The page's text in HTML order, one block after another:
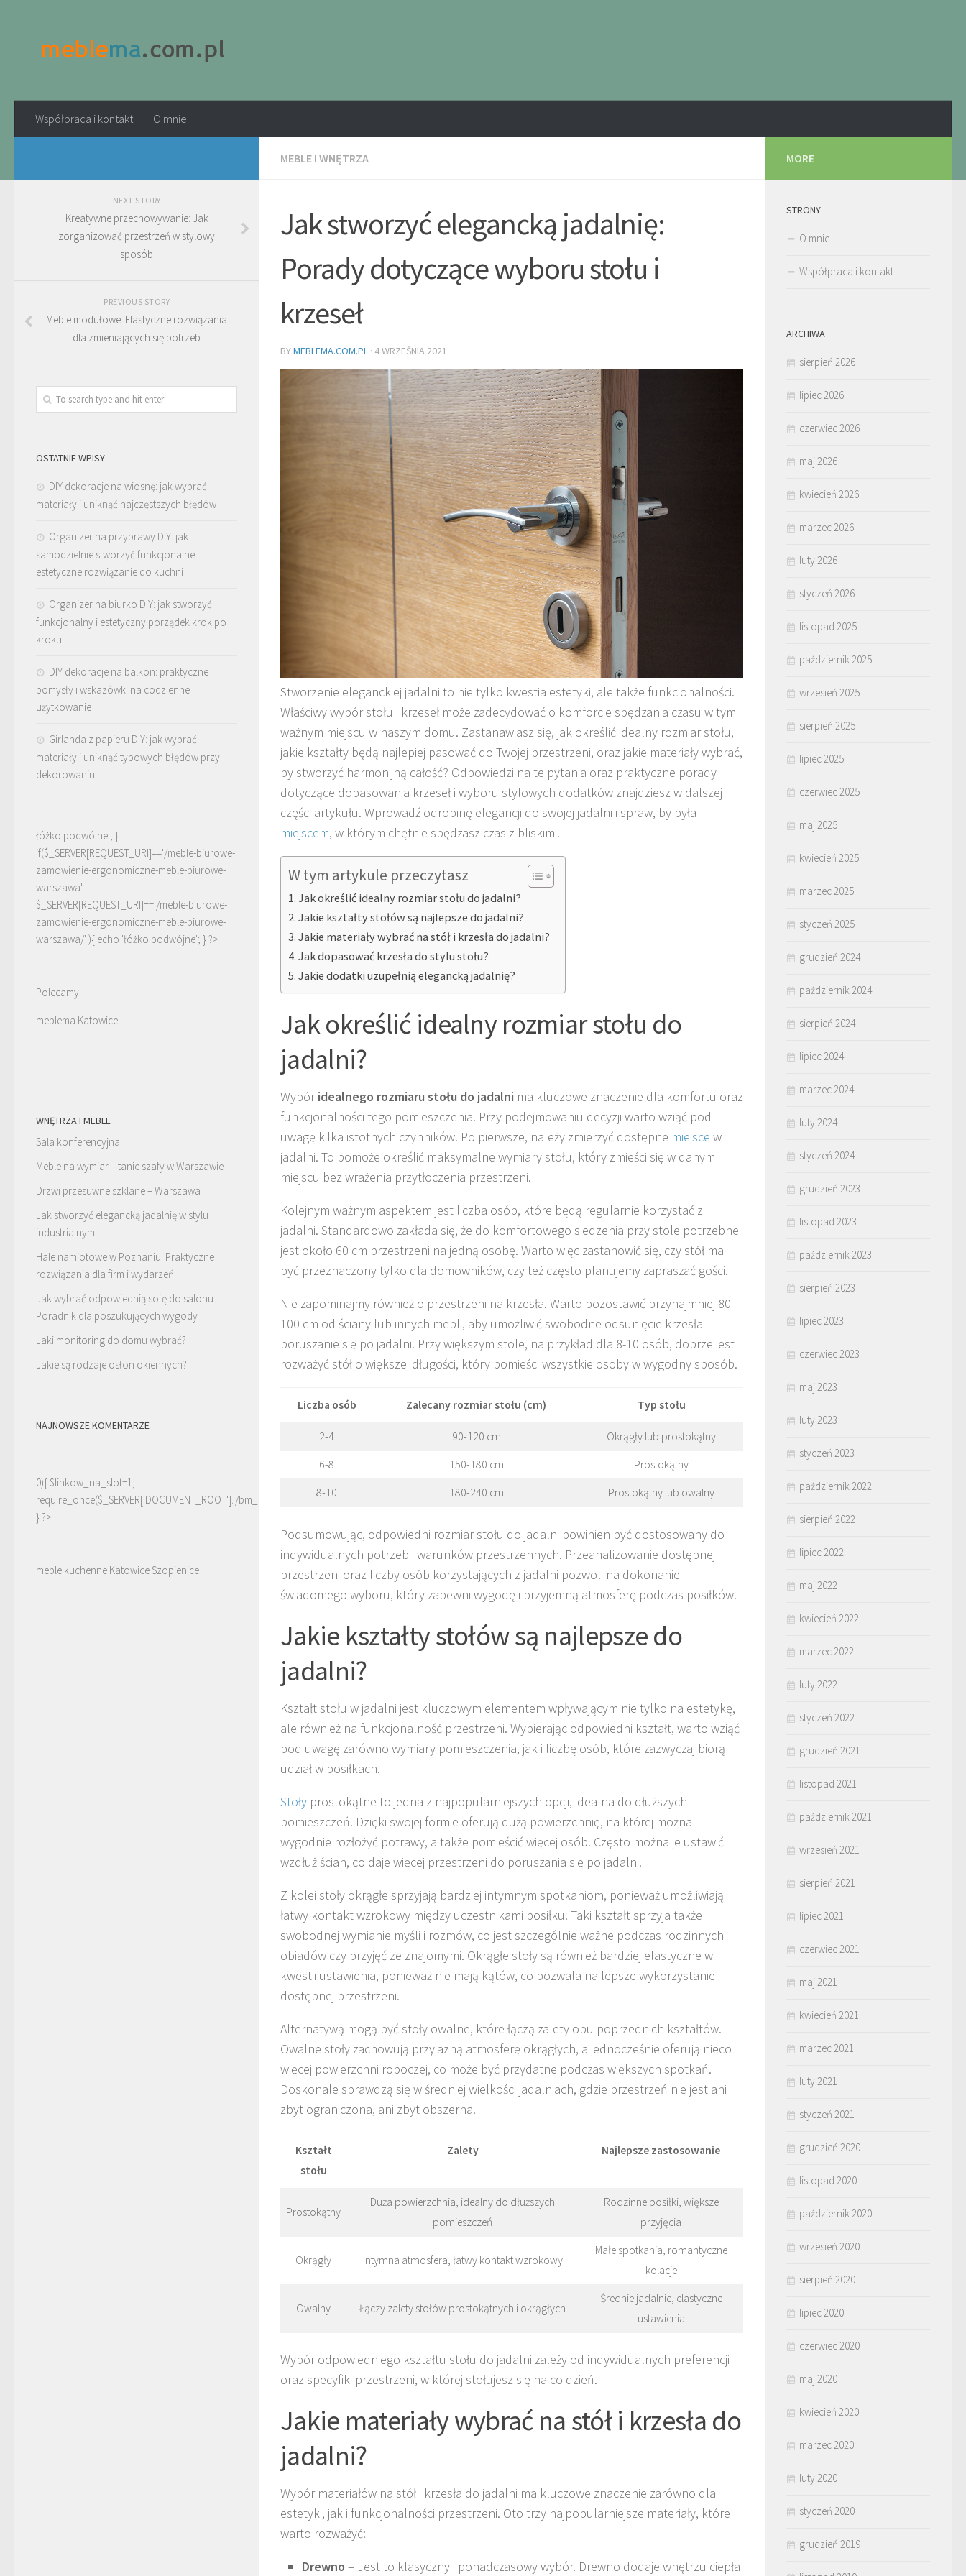
Współpraca i kontakt O mnie
MEBLE I WNĘTRZA
Jak stworzyć elegancką jadalnię:
Porady dotyczące wyboru stołu i
krzeseł
BYMEBLEMA.COM.PL · 4 WRZEŚNIA 2021
Stworzenie eleganckiej jadalni to nie tylko kwestia estetyki, ale także funkcjonalności.
Właściwy wybór stołu i krzeseł może zadecydować o komforcie spędzania czasu w tym
ważnym miejscu w naszym domu. Zastanawiasz się, jak określić idealny rozmiar stołu,
jakie kształty będą najlepiej pasować do Twojej przestrzeni, oraz jakie materiały wybrać,
by stworzyć harmonijną całość? Odpowiedzi na te pytania oraz praktyczne porady
dotyczące dopasowania krzeseł i wyboru stylowych dodatków znajdziesz w dalszej
części artykułu. Wprowadź odrobinę elegancji do swojej jadalni i spraw, by była
miejscem, w którym chętnie spędzasz czas z bliskimi.
W tym artykule przeczytasz
Jak określić idealny rozmiar stołu do jadalni?
Jakie kształty stołów są najlepsze do jadalni?
Jakie materiały wybrać na stół i krzesła do jadalni?
Jak dopasować krzesła do stylu stołu?
Jakie dodatki uzupełnią elegancką jadalnię?
Jak określić idealny rozmiar stołu do
jadalni?
Wybóridealnego rozmiaru stołu do jadalni ma kluczowe znaczenie dla komfortu oraz
funkcjonalności tego pomieszczenia. Przy podejmowaniu decyzji warto wziąć pod
uwagę kilka istotnych czynników. Po pierwsze, należy zmierzyć dostępne miejsce w
jadalni. To pomoże określić maksymalne wymiary stołu, który zmieści się w danym
miejscu bez wrażenia przytłoczenia przestrzeni.
Kolejnym ważnym aspektem jest liczba osób, które będą regularnie korzystać z
jadalni. Standardowo zakłada się, że do komfortowego siedzenia przy stole potrzebne
jest około 60 cm przestrzeni na jedną osobę. Warto więc zastanowić się, czy stół ma
być przeznaczony tylko dla domowników, czy też często planujemy zapraszać gości.
Nie zapominajmy również o przestrzeni na krzesła. Warto pozostawić przynajmniej 80-
100 cm od ściany lub innych mebli, aby umożliwić swobodne odsunięcie krzesła i
poruszanie się po jadalni. Przy większym stole, na przykład dla 8-10 osób, dobrze jest
rozważyć stół o większej długości, który pomieści wszystkie osoby w wygodny sposób.
Liczba osób Zalecany rozmiar stołu (cm) Typ stołu
2-4 90-120 cm Okrągły lub prostokątny
6-8 150-180 cm Prostokątny
8-10 180-240 cm Prostokątny lub owalny
Podsumowując, odpowiedni rozmiar stołu do jadalni powinien być dostosowany do
indywidualnych potrzeb i warunków przestrzennych. Przeanalizowanie dostępnej
przestrzeni oraz liczby osób korzystających z jadalni pozwoli na dokonanie
świadomego wyboru, który zapewni wygodę i przyjemną atmosferę podczas posiłków.
Jakie kształty stołów są najlepsze do
jadalni?
Kształt stołu w jadalni jest kluczowym elementem wpływającym nie tylko na estetykę,
ale również na funkcjonalność przestrzeni. Wybierając odpowiedni kształt, warto wziąć
pod uwagę zarówno wymiary pomieszczenia, jak i liczbę osób, które zazwyczaj biorą
udział w posiłkach.
Stoły prostokątne to jedna z najpopularniejszych opcji, idealna do dłuższych
pomieszczeń. Dzięki swojej formie oferują dużą powierzchnię, na której można
wygodnie rozłożyć potrawy, a także pomieścić więcej osób. Często można je ustawić
wzdłuż ścian, co daje więcej przestrzeni do poruszania się po jadalni.
Z kolei stoły okrągłe sprzyjają bardziej intymnym spotkaniom, ponieważ umożliwiają
łatwy kontakt wzrokowy między uczestnikami posiłku. Taki kształt sprzyja także
swobodnej wymianie myśli i rozmów, co jest szczególnie ważne podczas rodzinnych
obiadów czy przyjęć ze znajomymi. Okrągłe stoły są również bardziej elastyczne w
kwestii ustawienia, ponieważ nie mają kątów, co pozwala na lepsze wykorzystanie
dostępnej przestrzeni.
Alternatywą mogą być stoły owalne, które łączą zalety obu poprzednich kształtów.
Owalne stoły zachowują przyjazną atmosferę okrągłych, a jednocześnie oferują nieco
więcej powierzchni roboczej, co może być przydatne podczas większych spotkań.
Doskonale sprawdzą się w średniej wielkości jadalniach, gdzie przestrzeń nie jest ani
zbyt ograniczona, ani zbyt obszerna.
Kształt
stołu
Zalety Najlepsze zastosowanie
Prostokątny
Duża powierzchnia, idealny do dłuższych
pomieszczeń
Rodzinne posiłki, większe
przyjęcia
Okrągły Intymna atmosfera, łatwy kontakt wzrokowy
Małe spotkania, romantyczne
kolacje
Owalny Łączy zalety stołów prostokątnych i okrągłych
Średnie jadalnie, elastyczne
ustawienia
Wybór odpowiedniego kształtu stołu do jadalni zależy od indywidualnych preferencji
oraz specyfiki przestrzeni, w której stołujesz się na co dzień.
Jakie materiały wybrać na stół i krzesła do
jadalni?
Wybór materiałów na stół i krzesła do jadalni ma kluczowe znaczenie zarówno dla
estetyki, jak i funkcjonalności przestrzeni. Oto trzy najpopularniejsze materiały, które
warto rozważyć:
Drewno – Jest to klasyczny i ponadczasowy wybór. Drewno dodaje wnętrzu ciepła
NEXT STORY
Kreatywne przechowywanie: Jak
zorganizować przestrzeń w stylowy
sposób
PREVIOUS STORY
Meble modułowe: Elastyczne rozwiązania
dla zmieniających się potrzeb
OSTATNIE WPISY
DIY dekoracje na wiosnę: jak wybrać
materiały i uniknąć najczęstszych błędów
Organizer na przyprawy DIY: jak
samodzielnie stworzyć funkcjonalne i
estetyczne rozwiązanie do kuchni
Organizer na biurko DIY: jak stworzyć
funkcjonalny i estetyczny porządek krok po
kroku
DIY dekoracje na balkon: praktyczne
pomysły i wskazówki na codzienne
użytkowanie
Girlanda z papieru DIY: jak wybrać
materiały i uniknąć typowych błędów przy
dekorowaniu
łóżko podwójne'; }
if($_SERVER[REQUEST_URI]=='/meble-biurowe-
zamowienie-ergonomiczne-meble-biurowe-
warszawa' ||
$_SERVER[REQUEST_URI]=='/meble-biurowe-
zamowienie-ergonomiczne-meble-biurowe-
warszawa/' ){ echo 'łóżko podwójne'; } ?>
Polecamy:
meblema Katowice
WNĘTRZA I MEBLE
Sala konferencyjna
Meble na wymiar – tanie szafy w Warszawie
Drzwi przesuwne szklane – Warszawa
Jak stworzyć elegancką jadalnię w stylu
industrialnym
Hale namiotowe w Poznaniu: Praktyczne
rozwiązania dla firm i wydarzeń
Jak wybrać odpowiednią sofę do salonu:
Poradnik dla poszukujących wygody
Jaki monitoring do domu wybrać?
Jakie są rodzaje osłon okiennych?
NAJNOWSZE KOMENTARZE
0){ $linkow_na_slot=1;
require_once($_SERVER['DOCUMENT_ROOT'].'/bm_linki.php');
} ?>
meble kuchenne Katowice Szopienice
MORE
STRONY
O mnie
Współpraca i kontakt
ARCHIWA
sierpień 2026
lipiec 2026
czerwiec 2026
maj 2026
kwiecień 2026
marzec 2026
luty 2026
styczeń 2026
listopad 2025
październik 2025
wrzesień 2025
sierpień 2025
lipiec 2025
czerwiec 2025
maj 2025
kwiecień 2025
marzec 2025
styczeń 2025
grudzień 2024
październik 2024
sierpień 2024
lipiec 2024
marzec 2024
luty 2024
styczeń 2024
grudzień 2023
listopad 2023
październik 2023
sierpień 2023
lipiec 2023
czerwiec 2023
maj 2023
luty 2023
styczeń 2023
październik 2022
sierpień 2022
lipiec 2022
maj 2022
kwiecień 2022
marzec 2022
luty 2022
styczeń 2022
grudzień 2021
listopad 2021
październik 2021
wrzesień 2021
sierpień 2021
lipiec 2021
czerwiec 2021
maj 2021
kwiecień 2021
marzec 2021
luty 2021
styczeń 2021
grudzień 2020
listopad 2020
październik 2020
wrzesień 2020
sierpień 2020
lipiec 2020
czerwiec 2020
maj 2020
kwiecień 2020
marzec 2020
luty 2020
styczeń 2020
grudzień 2019